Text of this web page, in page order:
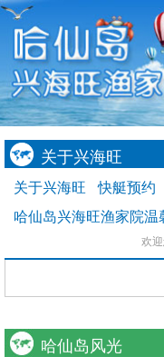
关于兴海旺
关于兴海旺 快艇预约
哈仙岛兴海旺渔家院温
欢
哈仙岛风光